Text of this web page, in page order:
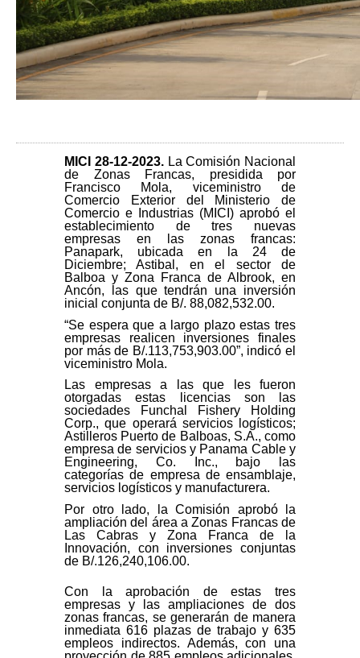
MICI 28-12-2023. La Comisión Nacional
de Zonas Francas, presidida por
Francisco Mola, viceministro de
Comercio Exterior del Ministerio de
Comercio e Industrias (MICI) aprobó el
establecimiento de tres nuevas
empresas en las zonas francas:
Panapark, ubicada en la 24 de
Diciembre; Astibal, en el sector de
Balboa y Zona Franca de Albrook, en
Ancón, las que tendrán una inversión
inicial conjunta de B/. 88,082,532.00.
“Se espera que a largo plazo estas tres
empresas realicen inversiones finales
por más de B/.113,753,903.00”, indicó el
viceministro Mola.
Las empresas a las que les fueron
otorgadas estas licencias son las
sociedades Funchal Fishery Holding
Corp., que operará servicios logísticos;
Astilleros Puerto de Balboas, S.A., como
empresa de servicios y Panama Cable y
Engineering, Co. Inc., bajo las
categorías de empresa de ensamblaje,
servicios logísticos y manufacturera.
Por otro lado, la Comisión aprobó la
ampliación del área a Zonas Francas de
Las Cabras y Zona Franca de la
Innovación, con inversiones conjuntas
de B/.126,240,106.00.
Con la aprobación de estas tres
empresas y las ampliaciones de dos
zonas francas, se generarán de manera
inmediata 616 plazas de trabajo y 635
empleos indirectos. Además, con una